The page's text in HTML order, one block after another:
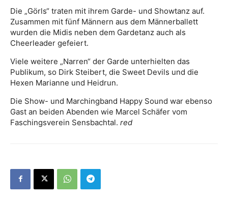
Die „Görls“ traten mit ihrem Garde- und Showtanz auf.
Zusammen mit fünf Männern aus dem Männerballett
wurden die Midis neben dem Gardetanz auch als
Cheerleader gefeiert.
Viele weitere „Narren“ der Garde unterhielten das
Publikum, so Dirk Steibert, die Sweet Devils und die
Hexen Marianne und Heidrun.
Die Show- und Marchingband Happy Sound war ebenso
Gast an beiden Abenden wie Marcel Schäfer vom
Faschingsverein Sensbachtal. red